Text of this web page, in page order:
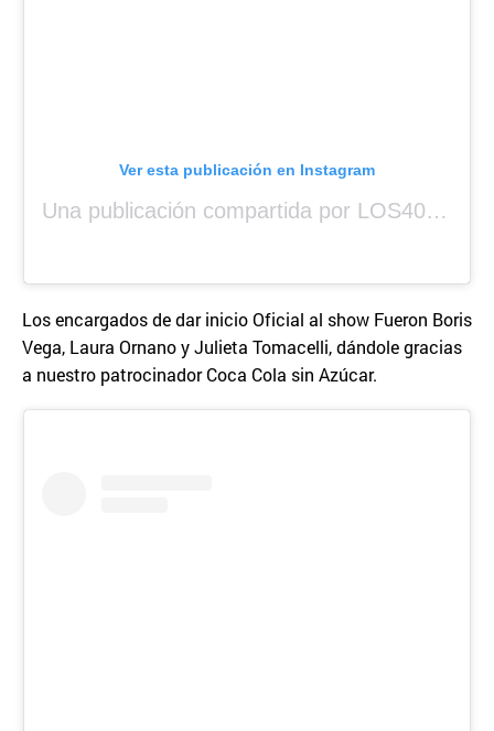
Ver esta publicación en Instagram
Una publicación compartida por LOS40 Panamá (@los40panama)
Los encargados de dar inicio Oficial al show Fueron Boris
Vega, Laura Ornano y Julieta Tomacelli, dándole gracias
a nuestro patrocinador Coca Cola sin Azúcar.